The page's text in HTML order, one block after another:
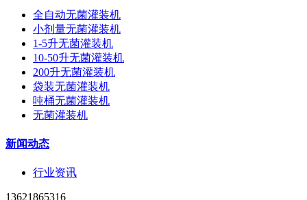
全自动无菌灌装机
小剂量无菌灌装机
1-5升无菌灌装机
10-50升无菌灌装机
200升无菌灌装机
袋装无菌灌装机
吨桶无菌灌装机
无菌灌装机
新闻动态
行业资讯
13621865316